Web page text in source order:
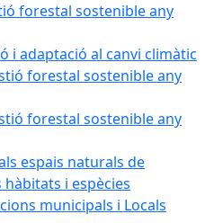
forestal sostenible any
i adaptació al canvi climàtic
forestal sostenible any
forestal sostenible any
espais naturals de
hàbitats i espècies
municipals i Locals